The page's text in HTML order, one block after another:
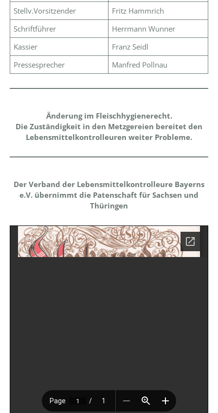
Stellv.Vorsitzender
Fritz Hammrich
Schriftführer
Herrmann Wunner
Kassier
Franz Seidl
Pressesprecher
Manfred Pollnau
Änderung im Fleischhygienerecht.
Die Zuständigkeit in den Metzgereien bereitet den
Lebensmittelkontrolleuren weiter Probleme.
Der Verband der Lebensmittelkontrolleure Bayerns
e.V. übernimmt die Patenschaft für Sachsen und
Thüringen